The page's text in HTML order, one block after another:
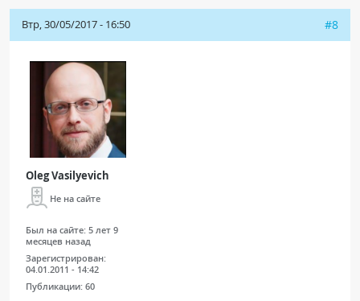
Втр, 30/05/2017 - 16:50 #8
Oleg Vasilyevich
Не на сайте
Был на сайте: 5 лет 9
месяцев назад
Зарегистрирован:
04.01.2011 - 14:42
Публикации: 60